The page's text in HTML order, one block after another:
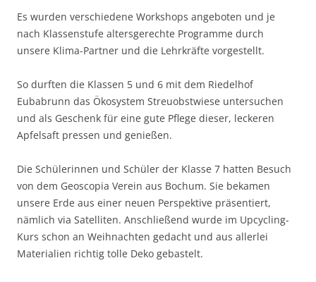
Es wurden verschiedene Workshops angeboten und je
nach Klassenstufe altersgerechte Programme durch
unsere Klima-Partner und die Lehrkräfte vorgestellt.
So durften die Klassen 5 und 6 mit dem Riedelhof
Eubabrunn das Ökosystem Streuobstwiese untersuchen
und als Geschenk für eine gute Pflege dieser, leckeren
Apfelsaft pressen und genießen.
Die Schülerinnen und Schüler der Klasse 7 hatten Besuch
von dem Geoscopia Verein aus Bochum. Sie bekamen
unsere Erde aus einer neuen Perspektive präsentiert,
nämlich via Satelliten. Anschließend wurde im Upcycling-
Kurs schon an Weihnachten gedacht und aus allerlei
Materialien richtig tolle Deko gebastelt.